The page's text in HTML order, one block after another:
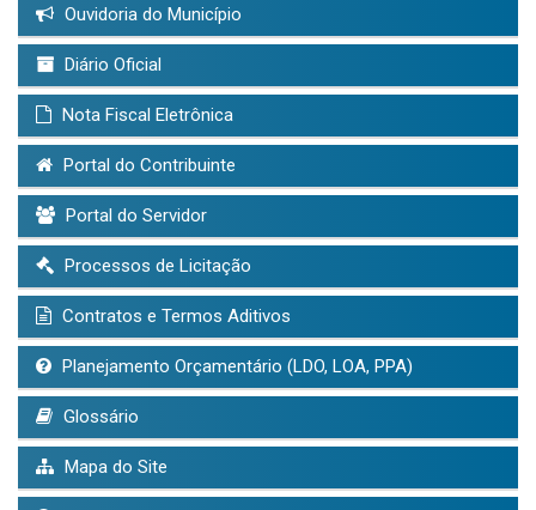
Ouvidoria do Município
Diário Oficial
Nota Fiscal Eletrônica
Portal do Contribuinte
Portal do Servidor
Processos de Licitação
Contratos e Termos Aditivos
Planejamento Orçamentário (LDO, LOA, PPA)
Glossário
Mapa do Site